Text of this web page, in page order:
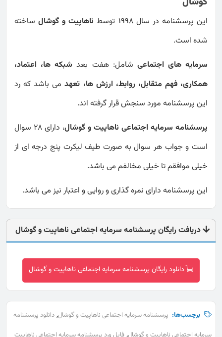
این پرسشنامه در سال 1998 توسط ناهاپیت و گوشالساخته
شده است.
سرمایه های اجتماعی شامل: هفت بعد شبکه ها، اعتماد،
همکاری، فهم متقابل، روابط، ارزش ها، تعهدمی باشد که رد
این پرسشنامه مورد سنجش قرار گرفته اند.
پرسشنامه سرمایه اجتماعی ناهاپیت و گوشال
، دارای 28 سوال
است و جواب هر سوال به صورت طیف لیکرت پنج درجه ای از
خیلی موافقم تا خیلی مخالفم می باشد.
این پرسشنامه دارای نمره گذاری و روایی و اعتبار نیز می باشد.
دریافت رایگان پرسشنامه سرمایه اجتماعی ناهاپیت و گوشال
دانلود رایگان پرسشنامه سرمایه اجتماعی ناهاپیت و گوشال
برچسب‌ها: پرسشنامه سرمایه اجتماعی ناهاپیت و گوشال, دانلود پرسشنامه
سرمایه اجتماعی ناهاپیت و گوشال فایل ورد پرسشنامه سرمایه اجتماعی ناهاپیت